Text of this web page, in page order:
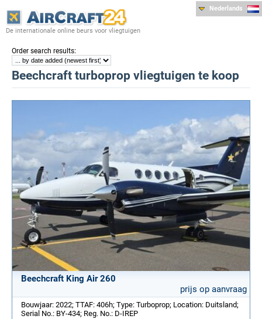
De internationale online beurs voor vliegtuigen
Nederlands
Order search results:
Beechcraft turboprop vliegtuigen te koop
Beechcraft King Air 260
prijs op aanvraag
Bouwjaar: 2022; TTAF: 406h; Type: Turboprop; Location: Duitsland;
Serial No.: BY-434; Reg. No.: D-IREP